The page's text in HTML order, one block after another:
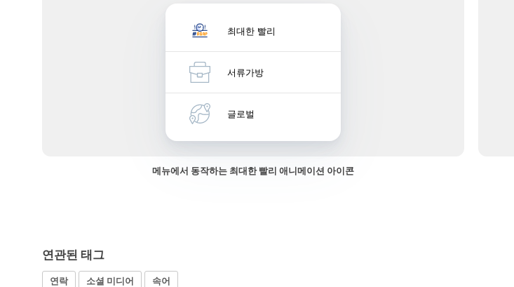
최대한 빨리
서류가방
글로벌
메뉴에서 동작하는 최대한 빨리 애니메이션 아이콘
연관된 태그
연락 소셜 미디어 속어